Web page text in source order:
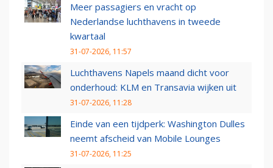
Meer passagiers en vracht op
Nederlandse luchthavens in tweede
kwartaal
31-07-2026, 11:57
Luchthavens Napels maand dicht voor
onderhoud: KLM en Transavia wijken uit
31-07-2026, 11:28
Einde van een tijdperk: Washington Dulles
neemt afscheid van Mobile Lounges
31-07-2026, 11:25